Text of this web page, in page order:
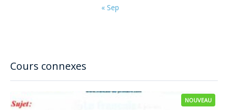
Cours connexes
NOUVEAU
« Sep